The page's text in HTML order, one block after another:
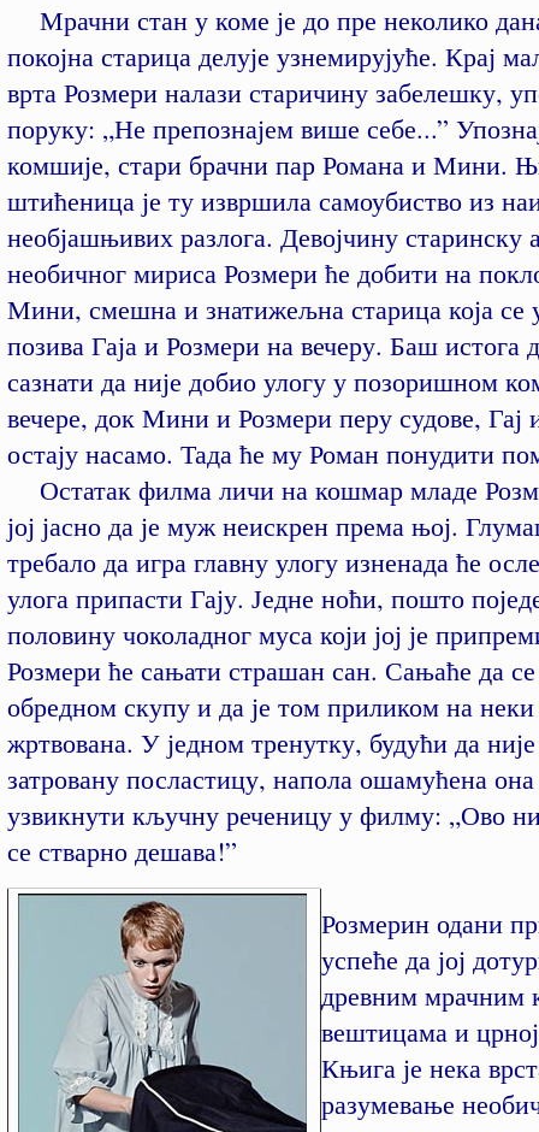
Мрачни стан у коме је до пре неколико
покојна старица делује узнемирујуће. Крај
врта Розмери налази старичину забелешку,
поруку: „Не препознајем више себе...”
комшије, стари брачни пар Романа и Мини.
штићеница је ту извршила самоубиство из
необјашњивих разлога. Девојчину старинску
необичног мириса Розмери ће добити на
Мини, смешна и знатижељна старица која се
позива Гаја и Розмери на вечеру. Баш истога
сазнати да није добио улогу у позоришном
вечере, док Мини и Розмери перу судове, Гај
остају насамо. Тада ће му Роман понудити
Остатак филма личи на кошмар младе
јој јасно да је муж неискрен према њој.
требало да игра главну улогу изненада ће
улога припасти Гају. Једне ноћи, пошто
половину чоколадног муса који јој је
Розмери ће сањати страшан сан. Сањаће да
обредном скупу и да је том приликом на
жртвована. У једном тренутку, будући да
затровану посластицу, напола ошамућена
узвикнути кључну реченицу у филму: „Ово
се стварно дешава!”
Розмерин одани
успеће да јој
древним мрачним
вештицама и
Књига је нека
разумевање